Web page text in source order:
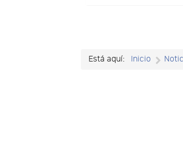
Está aquí: Inicio